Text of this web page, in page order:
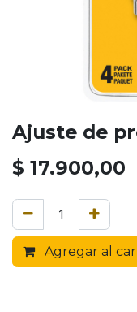
Ajuste de
$ 17.900,00
Agregar al